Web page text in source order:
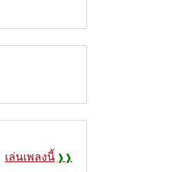
เล่นเพลงนี้